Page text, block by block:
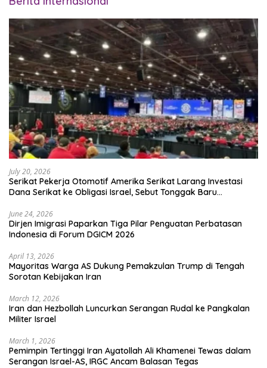
July 20, 2026
Serikat Pekerja Otomotif Amerika Serikat Larang Investasi
Dana Serikat ke Obligasi Israel, Sebut Tonggak Baru
June 24, 2026
Dirjen Imigrasi Paparkan Tiga Pilar Penguatan Perbatasan
Indonesia di Forum DGICM 2026
April 13, 2026
Mayoritas Warga AS Dukung Pemakzulan Trump di Tengah
Sorotan Kebijakan Iran
March 12, 2026
Iran dan Hezbollah Luncurkan Serangan Rudal ke Pangkalan
Militer Israel
March 1, 2026
Pemimpin Tertinggi Iran Ayatollah Ali Khamenei Tewas dalam
Serangan Israel-AS, IRGC Ancam Balasan Tegas